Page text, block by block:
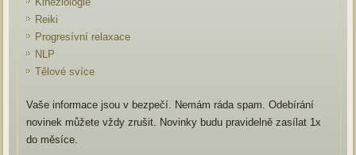
Reiki
Progresívní relaxace
NLP
Tělové svíce
Vaše informace jsou v bezpečí. Nemám ráda spam. Odebírání
novinek můžete vždy zrušit. Novinky budu pravidelně zasílat 1x
do měsíce.